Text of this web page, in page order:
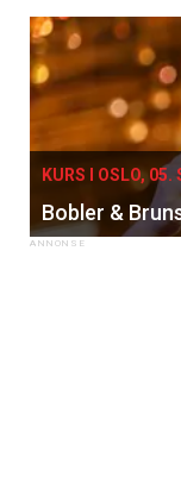
KURS I OSLO, 05.
Bobler &